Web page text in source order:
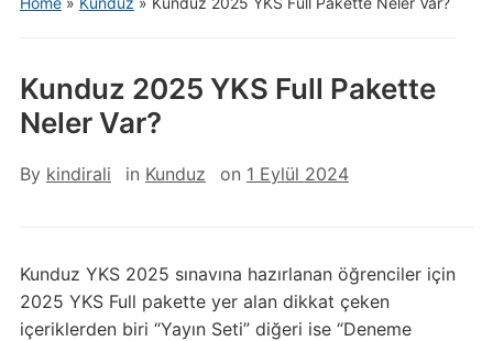
Kunduz 2025 YKS Full Pakette
Neler Var?
By kindirali in Kunduz on 1 Eylül 2024
Kunduz YKS 2025 sınavına hazırlanan öğrenciler için
2025 YKS Full pakette yer alan dikkat çeken
içeriklerden biri “Yayın Seti” diğeri ise “Deneme